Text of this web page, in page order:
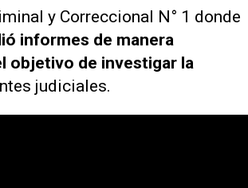
y Correccional N° 1 donde
informes de manera
objetivo de investigar la
judiciales.